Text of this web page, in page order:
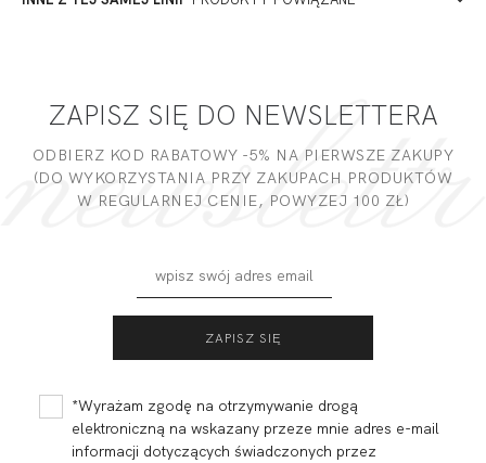
Miałeś już kontakt z naszym produktem? Zostaw opinię
147,40 44,22 zł 82,00 24,60 zł
ZAPISZ SIĘ DO NEWSLETTERA
ODBIERZ KOD RABATOWY -5% NA PIERWSZE ZAKUPY
(DO WYKORZYSTANIA PRZY ZAKUPACH PRODUKTÓW
W REGULARNEJ CENIE, POWYZEJ 100 ZŁ)
*Wyrażam zgodę na otrzymywanie drogą
elektroniczną na wskazany przeze mnie adres e-mail
informacji dotyczących świadczonych przez